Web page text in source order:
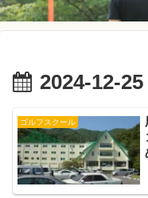
2024-12-25
ゴルフスクール